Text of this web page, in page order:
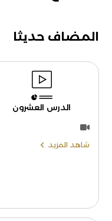
المضاف حديثا
الدرس العشرون
شاهد المزيد